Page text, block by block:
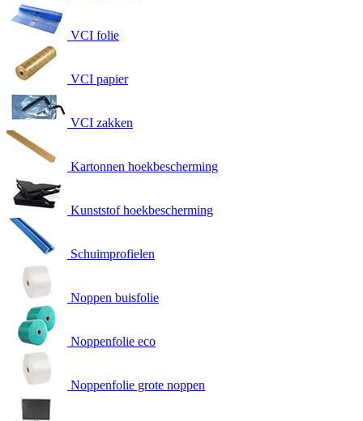
VCI folie
VCI papier
VCI zakken
Kartonnen hoekbescherming
Kunststof hoekbescherming
Schuimprofielen
Noppen buisfolie
Noppenfolie eco
Noppenfolie grote noppen